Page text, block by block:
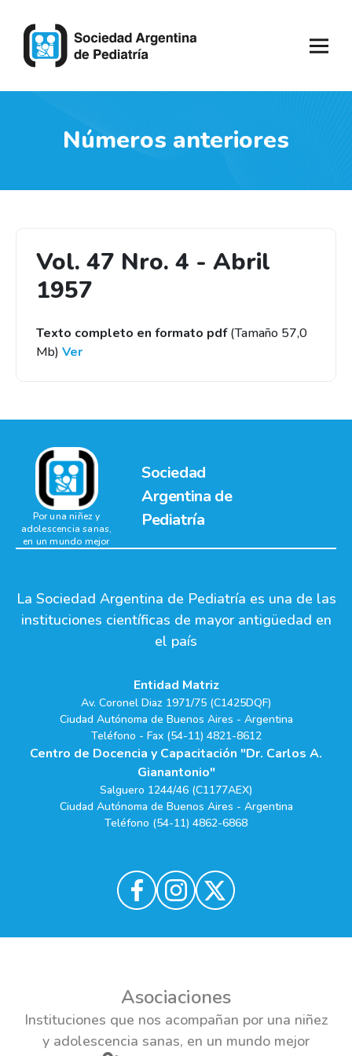
Números anteriores
Vol. 47 Nro. 4 - Abril
1957
Texto completo en formato pdf(Tamaño 57,0
Mb) Ver
Sociedad
Argentina de
Pediatría
Por una niñez y
adolescencia sanas,
en un mundo mejor
La Sociedad Argentina de Pediatría es una de las
instituciones científicas de mayor antigüedad en
el país
Entidad Matriz
Av. Coronel Diaz 1971/75 (C1425DQF)
Ciudad Autónoma de Buenos Aires - Argentina
Teléfono - Fax (54-11) 4821-8612
Centro de Docencia y Capacitación "Dr. Carlos A.
Gianantonio"
Salguero 1244/46 (C1177AEX)
Ciudad Autónoma de Buenos Aires - Argentina
Teléfono (54-11) 4862-6868
Asociaciones
Instituciones que nos acompañan por una niñez
y adolescencia sanas, en un mundo mejor